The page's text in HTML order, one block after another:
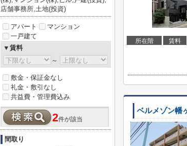
所在階 賃料
ベルメゾン幡
店舗事務所,土地(投資)
アパート
マンション
一戸建て
▼賃料
～
敷金・保証金なし
礼金・敷引なし
共益費・管理費込み
2件が該当
間取り